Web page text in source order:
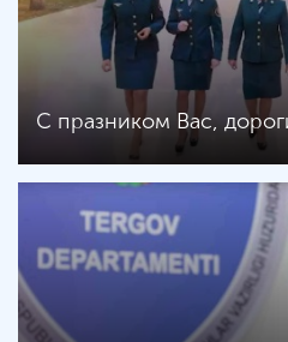
C празником Вас,